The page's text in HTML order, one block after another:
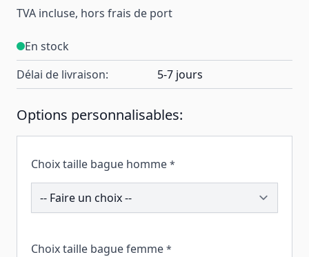
TVA incluse, hors frais de port
En stock
Délai de livraison:
5-7 jours
Options personnalisables:
Choix taille bague homme *
200105
Choix taille bague femme *